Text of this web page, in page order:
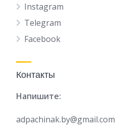
Instagram
Telegram
Facebook
Контакты
Напишите:
adpachinak.by@gmail.com